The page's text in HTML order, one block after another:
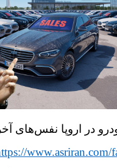
در اروپا نفس‌های
www.asriran.com/